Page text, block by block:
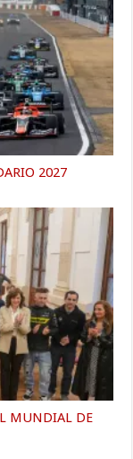
2027
MUNDIAL DE